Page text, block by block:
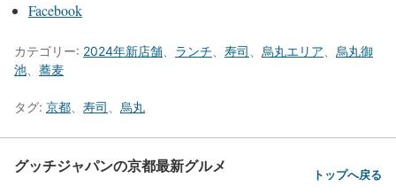
Facebook
カテゴリー: 2024年新店舗 ランチ 寿司 烏丸エリア
烏丸御
池
蕎麦
タグ: 京都 寿司 烏丸
グッチジャパンの京都最新グルメ トップへ戻る